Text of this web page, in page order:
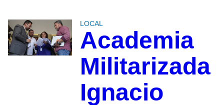
LOCAL
Academia
Militarizada
Ignacio